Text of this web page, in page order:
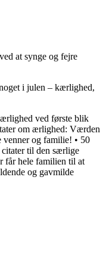
at synge og fejre
i julen – kærlighed,
ved første blik
om ærlighed: Værden
venner og familie! • 50
citater til den særlige
får hele familien til at
og gavmilde